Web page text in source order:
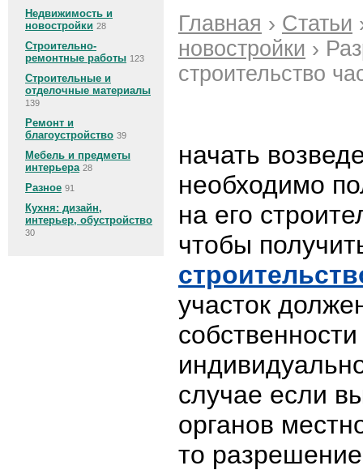
Недвижимость и
новостройки 28
Строительно-
ремонтные работы 123
Строительные и
отделочные материалы
139
Ремонт и
благоустройство 39
Мебель и предметы
интерьера 28
Разное 91
Кухня: дизайн,
интерьер, обустройство
30
Главная › Статьи
новостройки ›
строительство
начать
необходимо
на его
чтобы
участок
случае если
органов
то